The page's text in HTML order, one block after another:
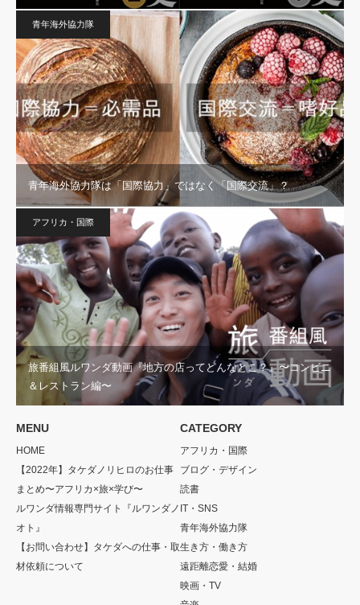
青年海外協力隊
青年海外協力隊は「国際協力」ではなく「国際交流」？
アフリカ・国際
旅番組風ルワンダ動画『地方の店ってどんなとこ？』〜コンビニ
＆レストラン編〜
MENU
HOME
【2022年】タケダノリヒロのお仕事
まとめ〜アフリカ×旅×学び〜
ルワンダ情報専門サイト『ルワンダノ
オト』
【お問い合わせ】タケダへの仕事・取
材依頼について
CATEGORY
アフリカ・国際
ブログ・デザイン
読書
IT・SNS
青年海外協力隊
生き方・働き方
遠距離恋愛・結婚
映画・TV